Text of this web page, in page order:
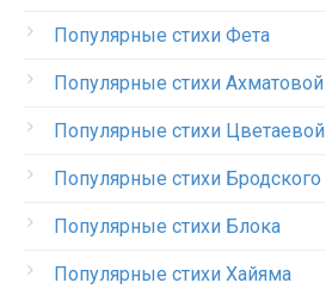
Популярные стихи Фета
Популярные стихи Ахматовой
Популярные стихи Цветаевой
Популярные стихи Бродского
Популярные стихи Блока
Популярные стихи Хайяма